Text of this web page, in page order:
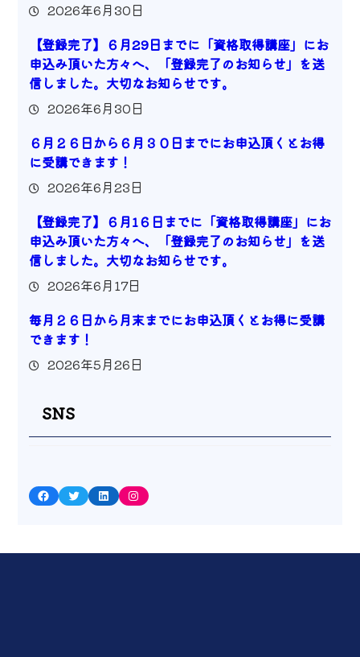
2026年6月30日
【登録完了】６月29日までに「資格取得講座」にお
申込み頂いた方々へ、「登録完了のお知らせ」を送
信しました。大切なお知らせです。
2026年6月30日
６月２６日から６月３０日までにお申込頂くとお得
に受講できます！
2026年6月23日
【登録完了】６月1６日までに「資格取得講座」にお
申込み頂いた方々へ、「登録完了のお知らせ」を送
信しました。大切なお知らせです。
2026年6月17日
毎月２６日から月末までにお申込頂くとお得に受講
できます！
2026年5月26日
SNS
Facebook Twitter LinkedIn Instagram